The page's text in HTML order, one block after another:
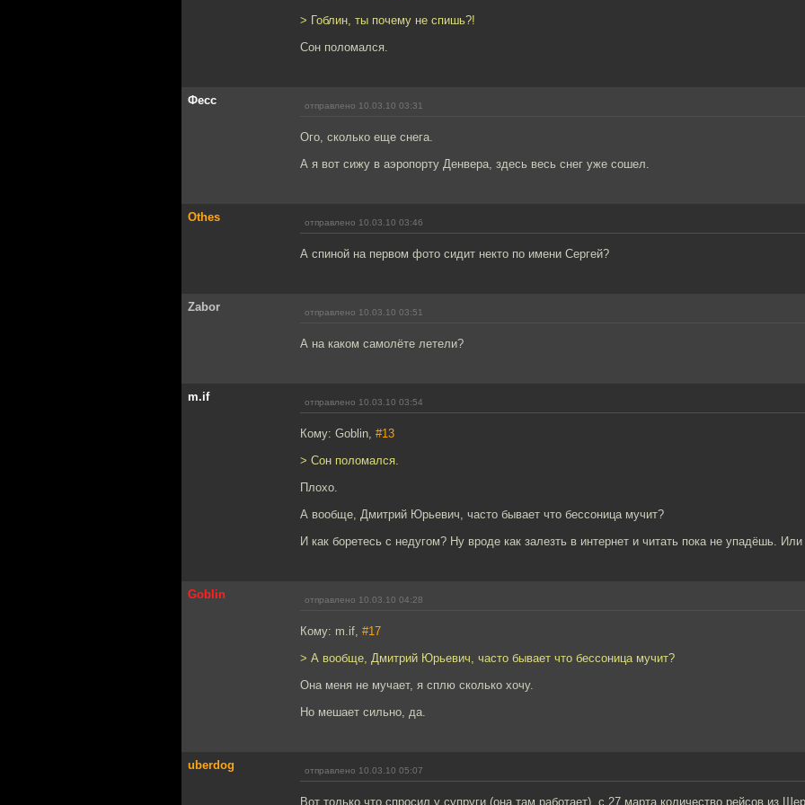
> Гоблин, ты почему не спишь?!
Сон поломался.
Фесс отправлено 10.03.10 03:31
Ого, сколько еще снега.
А я вот сижу в аэропорту Денвера, здесь весь снег уже сошел.
Othes отправлено 10.03.10 03:46
А спиной на первом фото сидит некто по имени Сергей?
Zabor отправлено 10.03.10 03:51
А на каком самолёте летели?
m.if отправлено 10.03.10 03:54
Кому: Goblin, #13
> Сон поломался.
Плохо.
А вообще, Дмитрий Юрьевич, часто бывает что бессоница мучит?
И как боретесь с недугом? Ну вроде как залезть в интернет и читать пока не упадёшь.
Goblin отправлено 10.03.10 04:28
Кому: m.if, #17
> А вообще, Дмитрий Юрьевич, часто бывает что бессоница мучит?
Она меня не мучает, я сплю сколько хочу.
Но мешает сильно, да.
uberdog отправлено 10.03.10 05:07
Вот только что спросил у супруги (она там работает), с 27 марта количество рейсов из